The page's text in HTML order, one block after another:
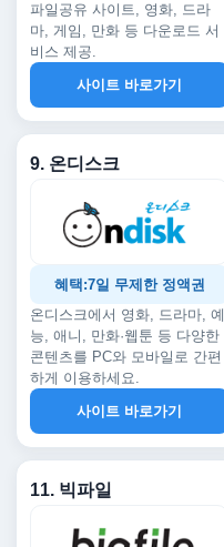
파일공유 사이트, 영화, 드라
마, 게임, 만화 등 다운로드 서
비스 제공.
사이트 바로가기
9. 온디스크
혜택:7일 무제한 정액권
온디스크에서 영화, 드라마, 예
능, 애니, 만화·웹툰 등 다양한
콘텐츠를 PC와 모바일로 간편
하게 이용하세요.
사이트 바로가기
11. 빅파일